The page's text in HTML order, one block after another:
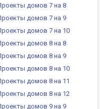
домов 7 на 8
домов 7 на 9
домов 7 на 10
домов 8 на 8
домов 8 на 9
домов 8 на 10
домов 8 на 11
домов 8 на 12
домов 9 на 9